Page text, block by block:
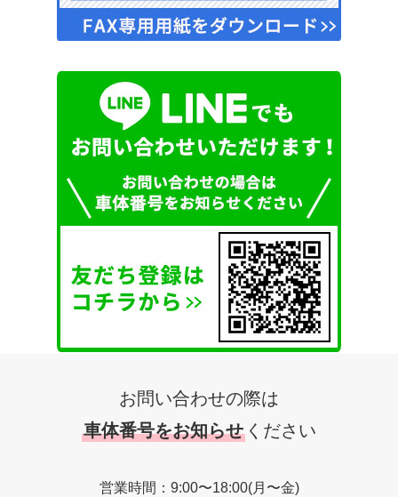
お問い合わせの際は
車体番号をお知らせ ください
営業時間：9:00〜18:00(月〜金)